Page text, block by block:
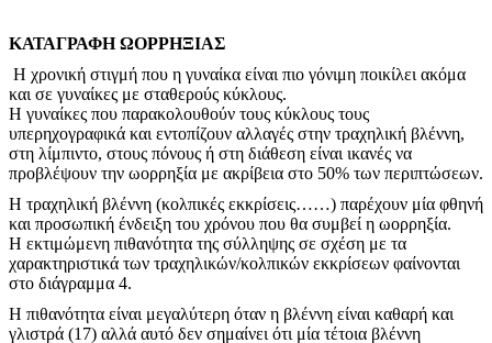
ΚΑΤΑΓΡΑΦΗ ΩΟΡΡΗΞΙΑΣ
Η χρονική στιγμή που η γυναίκα είναι πιο γόνιμη ποικίλει ακόμα
και σε γυναίκες με σταθερούς κύκλους.
Η γυναίκες που παρακολουθούν τους κύκλους τους
υπερηχογραφικά και εντοπίζουν αλλαγές στην τραχηλική βλέννη,
στη λίμπιντο, στους πόνους ή στη διάθεση είναι ικανές να
προβλέψουν την ωορρηξία με ακρίβεια στο 50% των περιπτώσεων.
Η τραχηλική βλέννη (κολπικές εκκρίσεις……) παρέχουν μία φθηνή
και προσωπική ένδειξη του χρόνου που θα συμβεί η ωορρηξία.
Η εκτιμώμενη πιθανότητα της σύλληψης σε σχέση με τα
χαρακτηριστικά των τραχηλικών/κολπικών εκκρίσεων φαίνονται
στο διάγραμμα 4.
Η πιθανότητα είναι μεγαλύτερη όταν η βλέννη είναι καθαρή και
γλιστρά (17) αλλά αυτό δεν σημαίνει ότι μία τέτοια βλέννη